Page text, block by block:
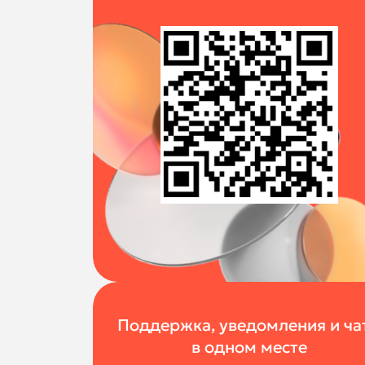
Поддержка, уведомления и
в одном месте